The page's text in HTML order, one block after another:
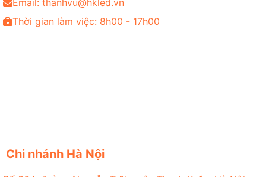
Email: thanhvu@hkled.vn
Thời gian làm việc: 8h00 - 17h00
Chi nhánh Hà Nội